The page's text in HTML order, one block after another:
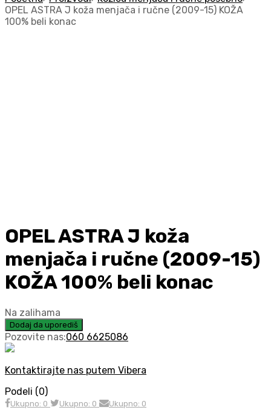
OPEL ASTRA J koža menjača i ručne (2009-15) KOŽA
100% beli konac
OPEL ASTRA J koža
menjača i ručne (2009-15)
KOŽA 100% beli konac
Na zalihama
Dodaj da uporediš
Pozovite nas:060 6625086
Kontaktirajte nas putem Vibera
Podeli (0)
Ukupno: 0 Ukupno: 0 Ukupno: 0